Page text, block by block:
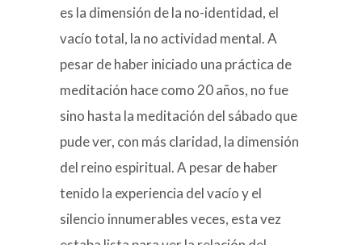
es la dimensión de la no-identidad, el
vacío total, la no actividad mental. A
pesar de haber iniciado una práctica de
meditación hace como 20 años, no fue
sino hasta la meditación del sábado que
pude ver, con más claridad, la dimensión
del reino espiritual. A pesar de haber
tenido la experiencia del vacío y el
silencio innumerables veces, esta vez